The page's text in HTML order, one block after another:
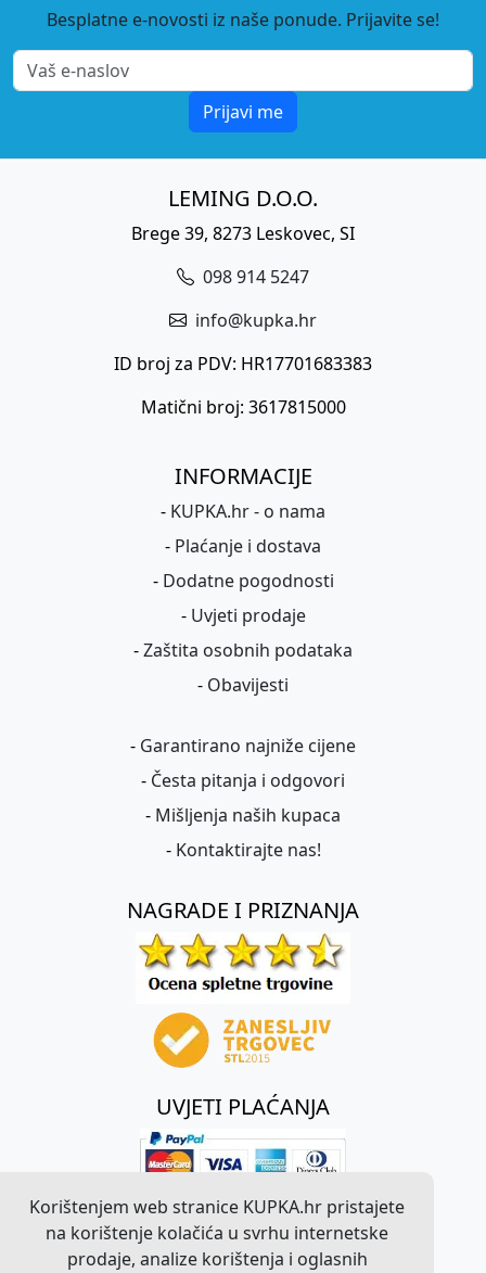
Korištenjem web stranice KUPKA.hr pristajete
na korištenje kolačića u svrhu internetske
prodaje, analize korištenja i oglasnih
Besplatne e-novosti iz naše ponude. Prijavite se!
Prijavi me
LEMING D.O.O.
Brege 39, 8273 Leskovec, SI
098 914 5247
info@kupka.hr
ID broj za PDV: HR17701683383
Matični broj: 3617815000
INFORMACIJE
- KUPKA.hr - o nama
- Plaćanje i dostava
- Dodatne pogodnosti
- Uvjeti prodaje
-Zaštita osobnih podataka
- Obavijesti
- Garantirano najniže cijene
- Česta pitanja i odgovori
- Mišljenja naših kupaca
- Kontaktirajte nas!
NAGRADE I PRIZNANJA
UVJETI PLAĆANJA